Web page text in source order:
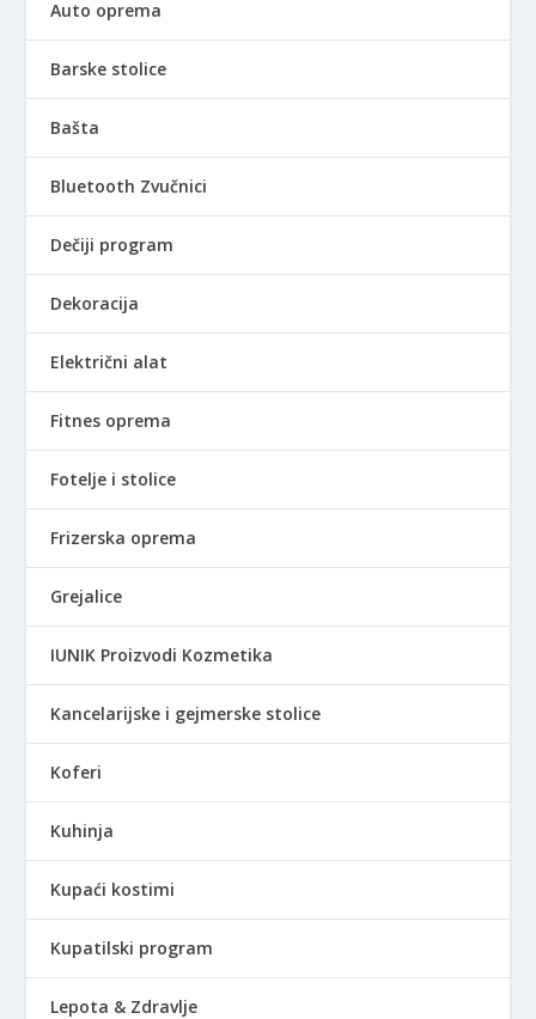
Auto oprema
Barske stolice
Bašta
Bluetooth Zvučnici
Dečiji program
Dekoracija
Električni alat
Fitnes oprema
Fotelje i stolice
Frizerska oprema
Grejalice
IUNIK Proizvodi Kozmetika
Kancelarijske i gejmerske stolice
Koferi
Kuhinja
Kupaći kostimi
Kupatilski program
Lepota & Zdravlje